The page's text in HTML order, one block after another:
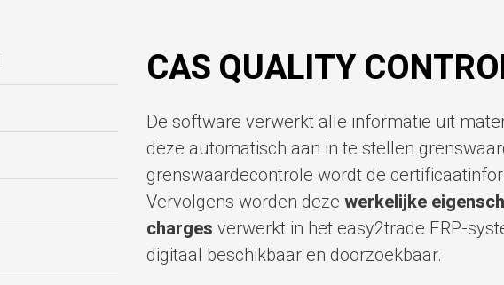
CAS QUALITY
De software verwerkt alle informatie uit
deze automatisch aan in te stellen
grenswaardecontrole wordt de
Vervolgens worden deze werkelijke
charges verwerkt in het easy2trade ERP-
digitaal beschikbaar en doorzoekbaar.